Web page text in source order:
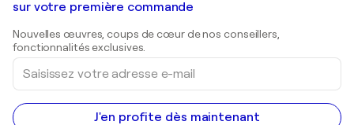
Estampes
Peintures acryliques
Galeries d'art en Belgique
sur votre première commande
Nouvelles œuvres, coups de cœur de nos conseillers,
fonctionnalités exclusives.
Saisissez
votre
adresse
e-
mail
J'en profite dès maintenant